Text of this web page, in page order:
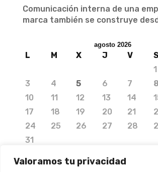
Valoramos tu privacidad
Comunicación interna de una
marca también se construye
agosto 2026
L M X J V S
1
3
4 5 6 7 8
10
11 12 13 14
17
18 19 20 21
24
25 26 27 28
31